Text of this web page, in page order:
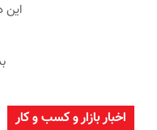
این
اخبار بازار و کسب و کار